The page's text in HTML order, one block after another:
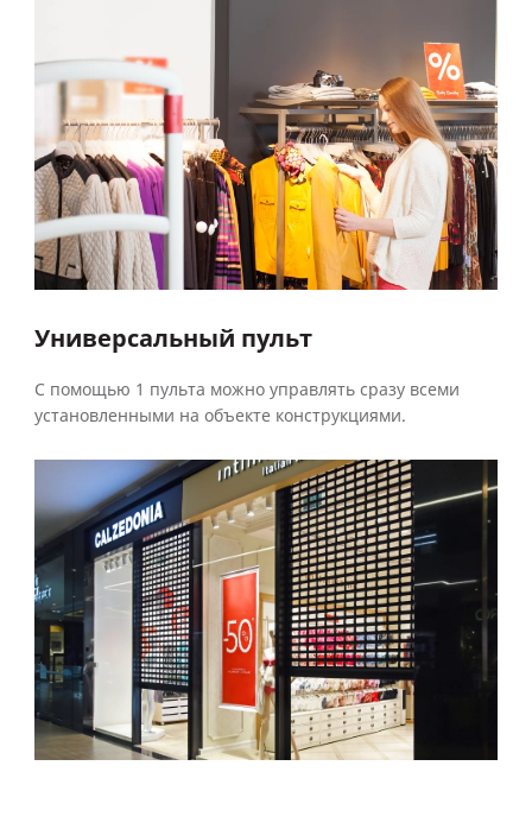
Универсальный пульт
С помощью 1 пульта можно управлять сразу всеми
установленными на объекте конструкциями.